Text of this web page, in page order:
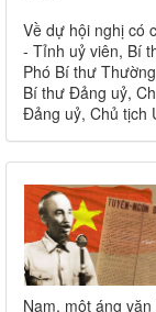
Về dự hội nghị có
- Tỉnh uỷ viên, Bí
Phó Bí thư
Bí thư Đảng uỷ,
Đảng uỷ, Chủ tịch
Nam, một áng